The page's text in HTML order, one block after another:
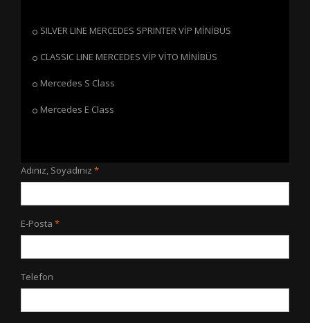
SILVER LINE MERCEDES SPRINTER VİP MİNİBÜS
CLASSIC LINE MERCEDES VİP VİTO MİNİBÜS
Mercedes S Class
Mercedes E Class
Adınız, Soyadınız
E-Posta
Telefon